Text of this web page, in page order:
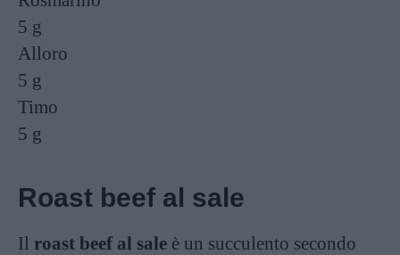
5 g
Alloro
5 g
Timo
5 g
Roast beef al sale
Il roast beef al sale è un succulento secondo